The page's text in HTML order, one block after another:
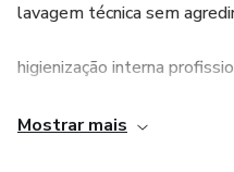
lavagem técnica sem
higienização interna
polimento técnico para
Mostrar mais